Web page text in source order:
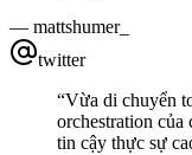
— mattshumer_
twitter
“Vừa di chuyển
orchestration của
tin cậy thực sự